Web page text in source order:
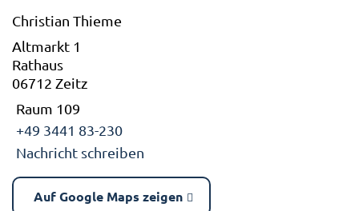
Christian Thieme
Altmarkt 1
Rathaus
06712 Zeitz
Raum 109
+49 3441 83-230
Nachricht schreiben
Auf Google Maps zeigen